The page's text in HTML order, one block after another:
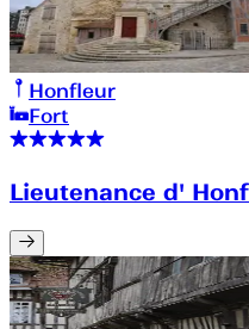
Honfleur
Fort
Lieutenance d'